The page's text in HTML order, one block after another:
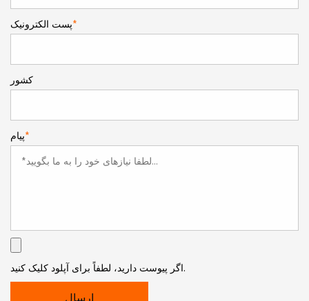
پست الکترونیک*
کشور
پیام*
اگر پیوست دارید، لطفاً برای آپلود کلیک کنید.